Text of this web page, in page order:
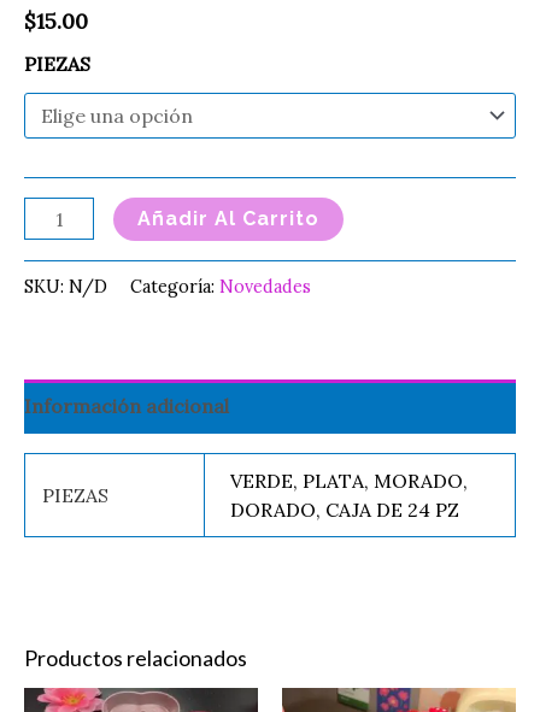
$15.00
PIEZAS
Añadir Al Carrito
SKU: N/D Categoría: Novedades
Información adicional
PIEZAS
VERDE, PLATA, MORADO,
DORADO, CAJA DE 24 PZ
Productos relacionados
Vela
OriginalCurrent